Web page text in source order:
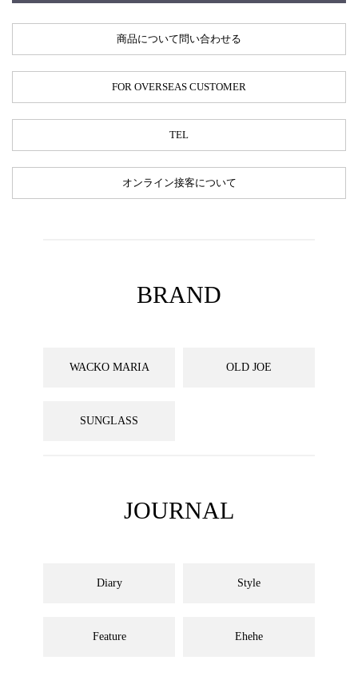
商品について問い合わせる
FOR OVERSEAS CUSTOMER
TEL
オンライン接客について
BRAND
WACKO MARIA OLD JOE
SUNGLASS
JOURNAL
Diary Style
Feature Ehehe